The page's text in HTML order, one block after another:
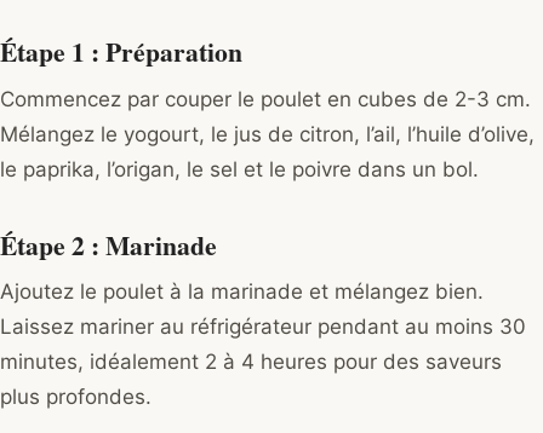
Étape 1 : Préparation
Commencez par couper le poulet en cubes de 2-3 cm.
Mélangez le yogourt, le jus de citron, l’ail, l’huile d’olive,
le paprika, l’origan, le sel et le poivre dans un bol.
Étape 2 : Marinade
Ajoutez le poulet à la marinade et mélangez bien.
Laissez mariner au réfrigérateur pendant au moins 30
minutes, idéalement 2 à 4 heures pour des saveurs
plus profondes.